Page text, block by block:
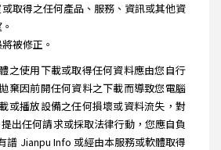
取得之任何產品、服務、資訊或其他資
被修正。
之使用下載或取得任何資料應由您自行
棄因前開任何資料之下載而導致您電腦
或播放設備之任何損壞或資料流失，對
出任何請求或採取法律行動，您應自負
譜 Jianpu Info 或經由本服務或軟體取得